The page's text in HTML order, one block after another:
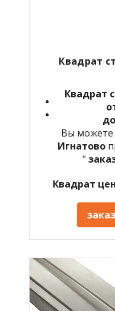
Квадрат
Квадрат
Вы можете
Игнатово
"
Квадрат